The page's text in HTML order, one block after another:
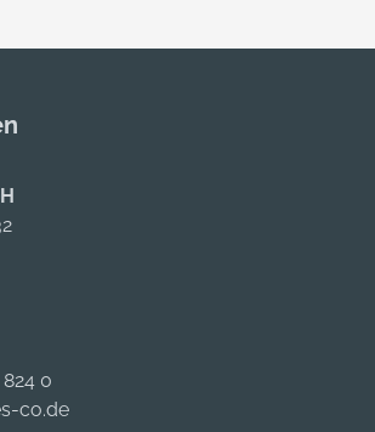
0
co.de